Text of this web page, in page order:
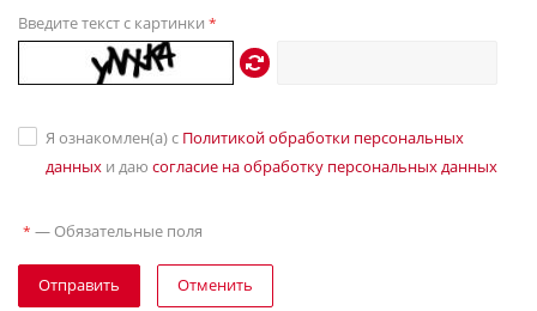
Введите текст с картинки *
Я ознакомлен(а) с Политикой обработки персональных
данных и даю согласие на обработку персональных данных
* — Обязательные поля
Отправить Отменить